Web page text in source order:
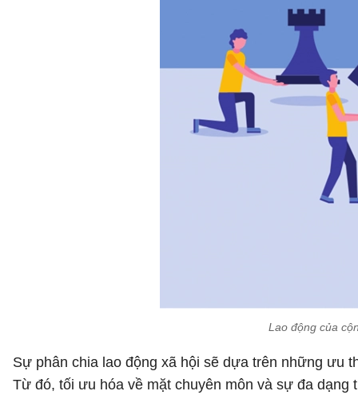
Lao động của
Sự phân chia lao động xã hội sẽ dựa trên những ưu
Từ đó, tối ưu hóa về mặt chuyên môn và sự đa dạng